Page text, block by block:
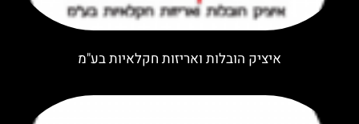
איציק הובלות ואריזות חקלאיות בע"מ